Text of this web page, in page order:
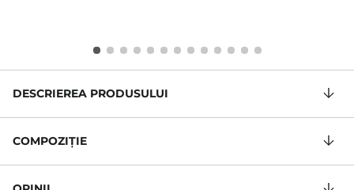
DESCRIEREA PRODUSULUI
COMPOZIŢIE